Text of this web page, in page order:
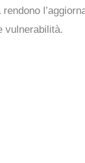
vulnerabilità.